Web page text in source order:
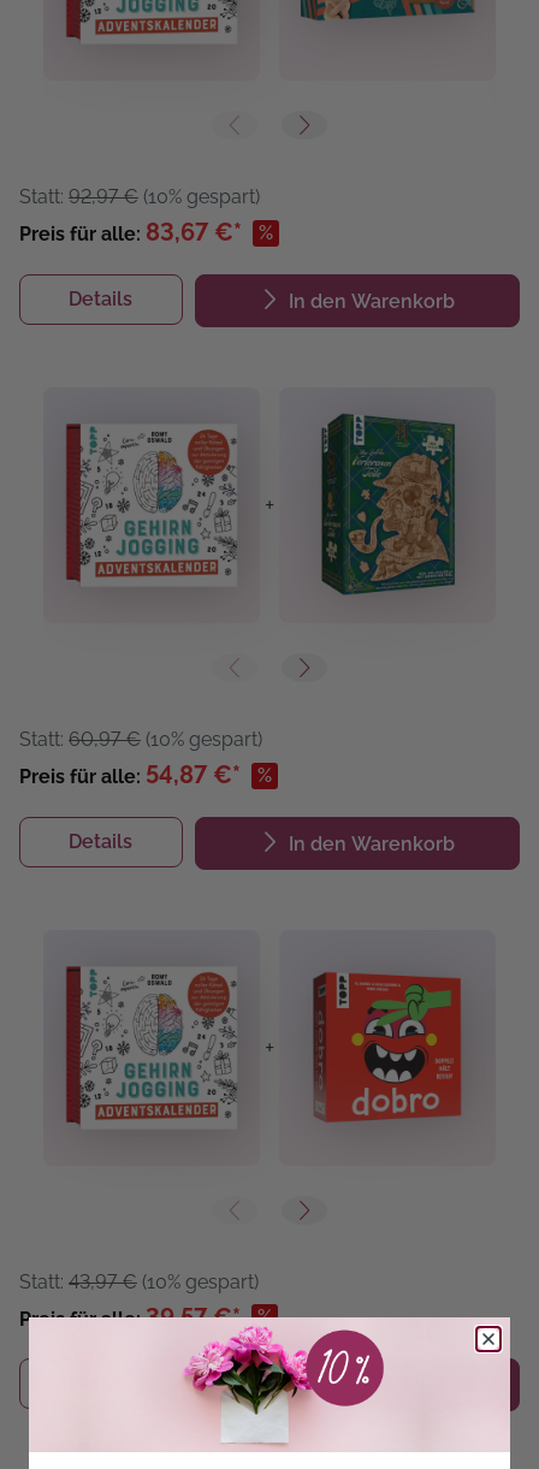
Statt: 92,97 € (10% gespart)
Preis für alle: 83,67 €* %
Details In den Warenkorb
+
Statt: 60,97 € (10% gespart)
Preis für alle: 54,87 €* %
Details In den Warenkorb
+
Statt: 43,97 € (10% gespart)
Preis für alle:39,57 €* %
In den Warenkorb